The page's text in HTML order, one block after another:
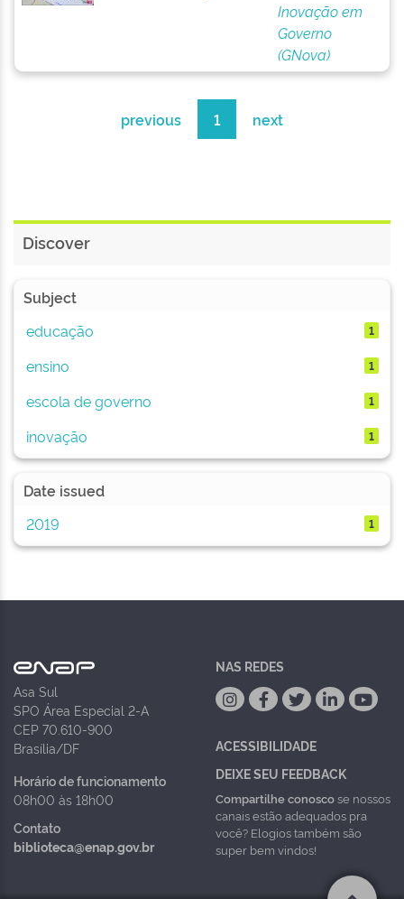
Inovação em
Governo
(GNova)
previous 1 next
Discover
Subject
educação
1
ensino 1
escola de governo 1
inovação 1
Date issued
2019
1
Asa Sul
SPO Área Especial 2-A
CEP 70.610-900
Brasília/DF
Horário de funcionamento
08h00 às 18h00
Contato
biblioteca@enap.gov.br
NAS REDES
ACESSIBILIDADE
DEIXE SEU FEEDBACK
Compartilhe conoscose nossos
canais estão adequados pra
você? Elogios também são
super bem vindos!